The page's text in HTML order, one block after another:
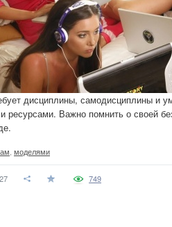
дисциплины, самодисциплины и
ресурсами. Важно помнить о своей
моделями
749